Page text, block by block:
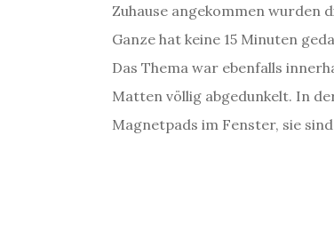
Zuhause angekommen wurden
Ganze hat keine 15 Minuten
Das Thema war ebenfalls
Matten völlig abgedunkelt. In
Magnetpads im Fenster, sie